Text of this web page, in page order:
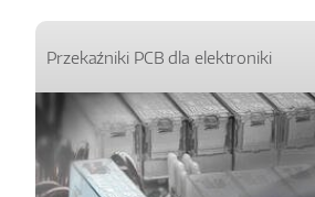
Przekaźniki PCB dla elektroniki